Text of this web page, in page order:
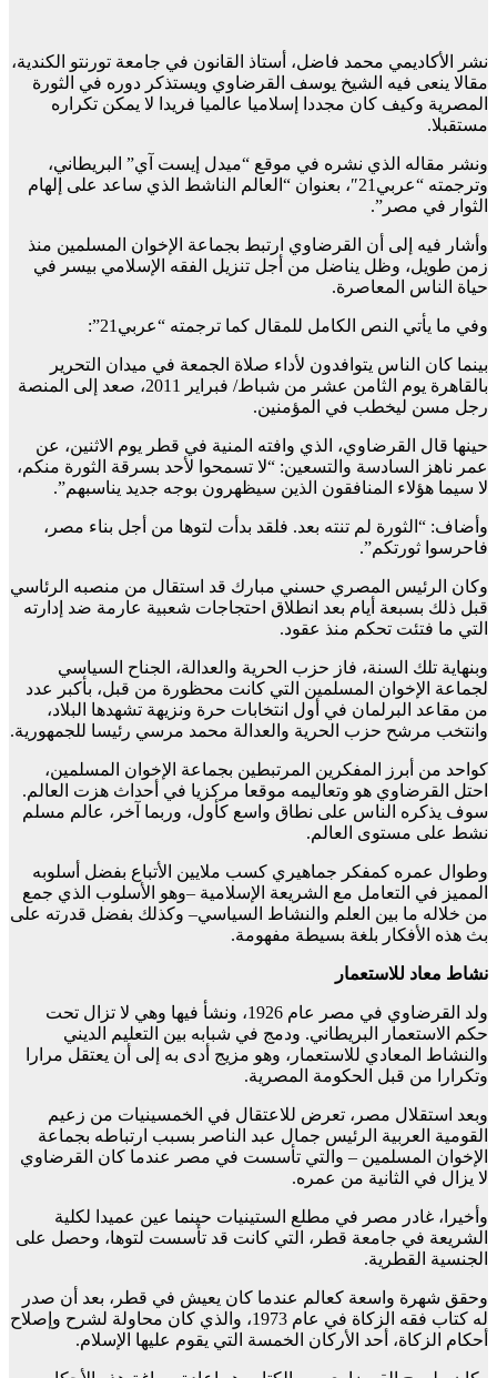
نشر الأكاديمي محمد فاضل، أستاذ القانون في جامعة تورنتو الكندية،
مقالا ينعى فيه الشيخ يوسف القرضاوي ويستذكر دوره في الثورة
المصرية وكيف كان مجددا إسلاميا عالميا فريدا لا يمكن تكراره
مستقبلا.
ونشر مقاله الذي نشره في موقع “ميدل إيست آي” البريطاني،
وترجمته “عربي21″، بعنوان “العالم الناشط الذي ساعد على إلهام
الثوار في مصر”.
وأشار فيه إلى أن القرضاوي ارتبط بجماعة الإخوان المسلمين منذ
زمن طويل، وظل يناضل من أجل تنزيل الفقه الإسلامي بيسر في
حياة الناس المعاصرة.
وفي ما يأتي النص الكامل للمقال كما ترجمته “عربي21”:
بينما كان الناس يتوافدون لأداء صلاة الجمعة في ميدان التحرير
بالقاهرة يوم الثامن عشر من شباط/ فبراير 2011، صعد إلى المنصة
رجل مسن ليخطب في المؤمنين.
حينها قال القرضاوي، الذي وافته المنية في قطر يوم الاثنين، عن
عمر ناهز السادسة والتسعين: “لا تسمحوا لأحد بسرقة الثورة منكم،
لا سيما هؤلاء المنافقون الذين سيظهرون بوجه جديد يناسبهم”.
وأضاف: “الثورة لم تنته بعد. فلقد بدأت لتوها من أجل بناء مصر،
فاحرسوا ثورتكم”.
وكان الرئيس المصري حسني مبارك قد استقال من منصبه الرئاسي
قبل ذلك بسبعة أيام بعد انطلاق احتجاجات شعبية عارمة ضد إدارته
التي ما فتئت تحكم منذ عقود.
وبنهاية تلك السنة، فاز حزب الحرية والعدالة، الجناح السياسي
لجماعة الإخوان المسلمين التي كانت محظورة من قبل، بأكبر عدد
من مقاعد البرلمان في أول انتخابات حرة ونزيهة تشهدها البلاد،
وانتخب مرشح حزب الحرية والعدالة محمد مرسي رئيسا للجمهورية.
كواحد من أبرز المفكرين المرتبطين بجماعة الإخوان المسلمين،
احتل القرضاوي هو وتعاليمه موقعا مركزيا في أحداث هزت العالم.
سوف يذكره الناس على نطاق واسع كأول، وربما آخر، عالم مسلم
نشط على مستوى العالم.
وطوال عمره كمفكر جماهيري كسب ملايين الأتباع بفضل أسلوبه
المميز في التعامل مع الشريعة الإسلامية –وهو الأسلوب الذي جمع
من خلاله ما بين العلم والنشاط السياسي– وكذلك بفضل قدرته على
بث هذه الأفكار بلغة بسيطة مفهومة.
نشاط معاد للاستعمار
ولد القرضاوي في مصر عام 1926، ونشأ فيها وهي لا تزال تحت
حكم الاستعمار البريطاني. ودمج في شبابه بين التعليم الديني
والنشاط المعادي للاستعمار، وهو مزيج أدى به إلى أن يعتقل مرارا
وتكرارا من قبل الحكومة المصرية.
وبعد استقلال مصر، تعرض للاعتقال في الخمسينيات من زعيم
القومية العربية الرئيس جمال عبد الناصر بسبب ارتباطه بجماعة
الإخوان المسلمين – والتي تأسست في مصر عندما كان القرضاوي
لا يزال في الثانية من عمره.
وأخيرا، غادر مصر في مطلع الستينيات حينما عين عميدا لكلية
الشريعة في جامعة قطر، التي كانت قد تأسست لتوها، وحصل على
الجنسية القطرية.
وحقق شهرة واسعة كعالم عندما كان يعيش في قطر، بعد أن صدر
له كتاب فقه الزكاة في عام 1973، والذي كان محاولة لشرح وإصلاح
أحكام الزكاة، أحد الأركان الخمسة التي يقوم عليها الإسلام.